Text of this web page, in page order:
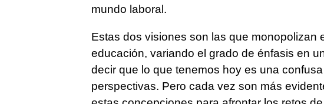
mundo laboral.
Estas dos visiones son las que monopolizan
educación, variando el grado de énfasis en
decir que lo que tenemos hoy es una
perspectivas. Pero cada vez son más